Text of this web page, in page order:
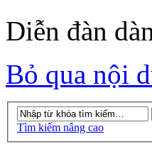
Diễn đàn
Bỏ qua nội
Tìm kiếm nâng cao